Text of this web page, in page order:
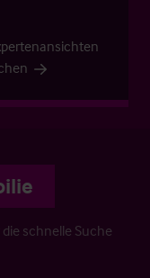
schnelle Suche